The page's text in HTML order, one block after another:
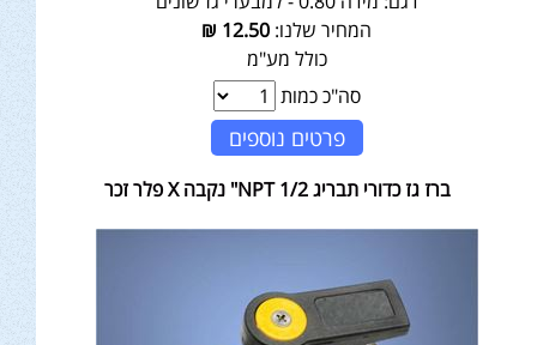
המחיר שלנו: 12.50
₪
כולל מע"מ
סה"כ כמות
פרטים נוספים
ברז גז כדורי תבריג NPT 1/2" נקבה X פלר זכר